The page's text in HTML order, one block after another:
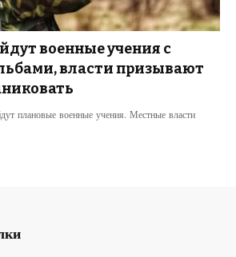
военные учения с
власти призывают
плановые военные учения. Местные власти